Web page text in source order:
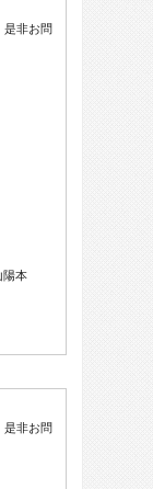
是非お問
本
是非お問